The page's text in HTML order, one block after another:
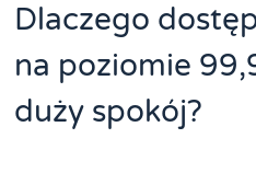
Dlaczego
na poziomie
duży spokój?